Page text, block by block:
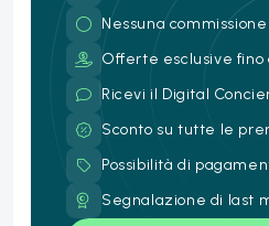
Nessuna commissione
Offerte esclusive fino
Ricevi il Digital
Sconto su tutte le
Possibilità di
Segnalazione di last